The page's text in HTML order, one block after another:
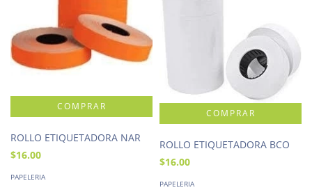
ROLLO ETIQUETADORA NAR
$16.00
PAPELERIA
ROLLO ETIQUETADORA BCO
$16.00
PAPELERIA